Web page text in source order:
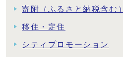
寄附（ふるさと納税含む）
移住・定住
シティプロモーション